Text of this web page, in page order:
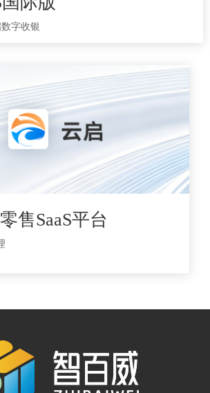
字收银
字收银
售SaaS平台
售SaaS平台